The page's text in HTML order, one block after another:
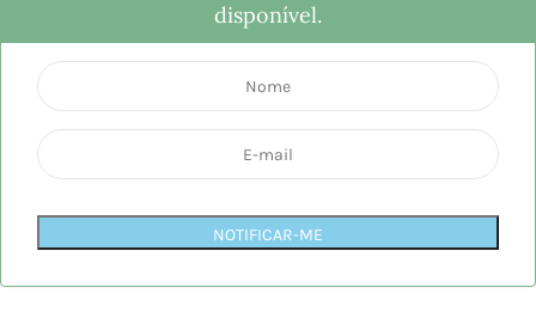
disponível.
NOTIFICAR-ME